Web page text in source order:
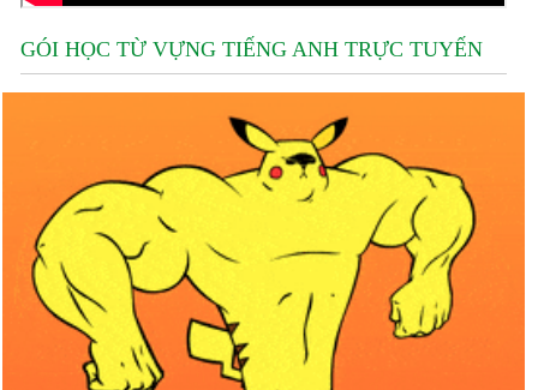
GÓI HỌC TỪ VỰNG TIẾNG ANH TRỰC TUYẾN